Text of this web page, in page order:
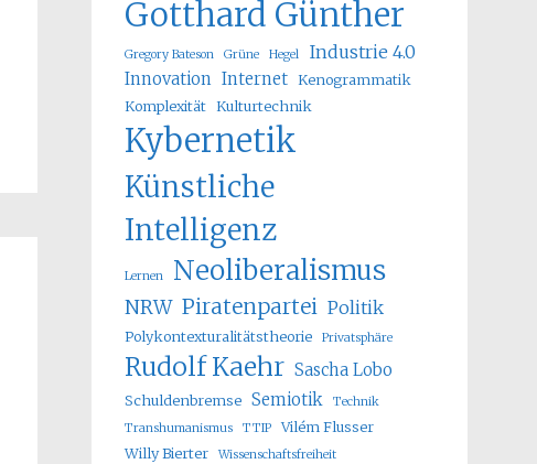
Gotthard Günther
Gregory Bateson Grüne Hegel Industrie 4.0
Innovation Internet Kenogrammatik
Komplexität Kulturtechnik
Kybernetik
Künstliche
Intelligenz
Lernen Neoliberalismus
NRW Piratenpartei Politik
Polykontexturalitätstheorie Privatsphäre
Rudolf Kaehr Sascha Lobo
Schuldenbremse Semiotik
Technik
Transhumanismus
TTIP
Vilém Flusser
Willy Bierter
Wissenschaftsfreiheit